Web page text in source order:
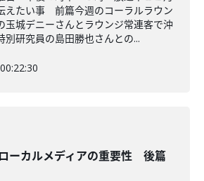
えたい事 前篇今週のコーラルラウン
玉城デニーさんとラウンジ常連客で沖
別研究員の島田勝也さんとの...
00:22:30
ローカルメディアの重要性 後篇